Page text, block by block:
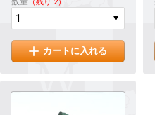
カートに入れる